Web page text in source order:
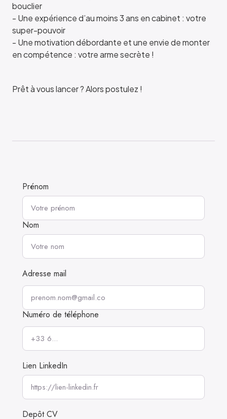
bouclier
- Une expérience d’au moins 3 ans en cabinet : votre
super-pouvoir
- Une motivation débordante et une envie de monter
en compétence : votre arme secrète !
Prêt à vous lancer ? Alors postulez !
Prénom
Nom
Adresse mail
Numéro de téléphone
Lien LinkedIn
Depôt CV